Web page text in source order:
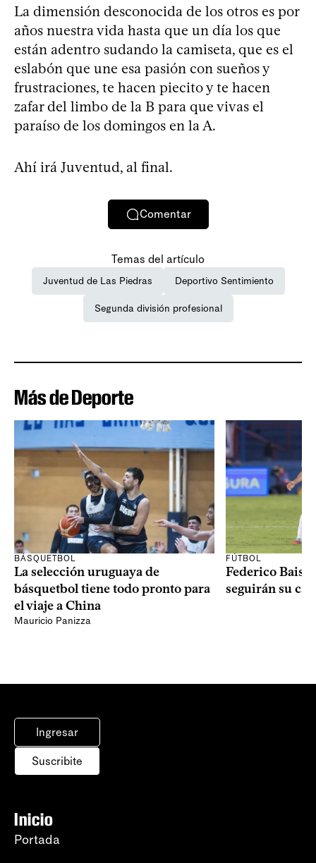
La dimensión desconocida de los otros es por
años nuestra vida hasta que un día los que
están adentro sudando la camiseta, que es el
eslabón que une esa pasión con sueños y
frustraciones, te hacen piecito y te hacen
zafar del limbo de la B para que vivas el
paraíso de los domingos en la A.
Ahí irá Juventud, al final.
Comentar
Temas del artículo
Juventud de Las Piedras Deportivo Sentimiento
Segunda división profesional
Más de Deporte
BÁSQUETBOL
La selección uruguaya de
básquetbol tiene todo pronto para
el viaje a China
Mauricio Panizza
FÚTBOL
Federico Bais
seguirán su
Ingresar
Suscribite
Inicio
Portada